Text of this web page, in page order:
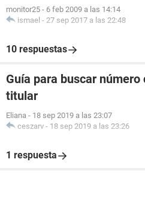
monitor25 - 6 feb 2009 a las 14:14
ismael - 27 sep 2017 a las 22:48
10 respuestas
Guía para buscar
titular
Eliana - 18 sep 2019 a las 23:07
ceszarv - 18 sep 2019 a las 23:26
1 respuesta